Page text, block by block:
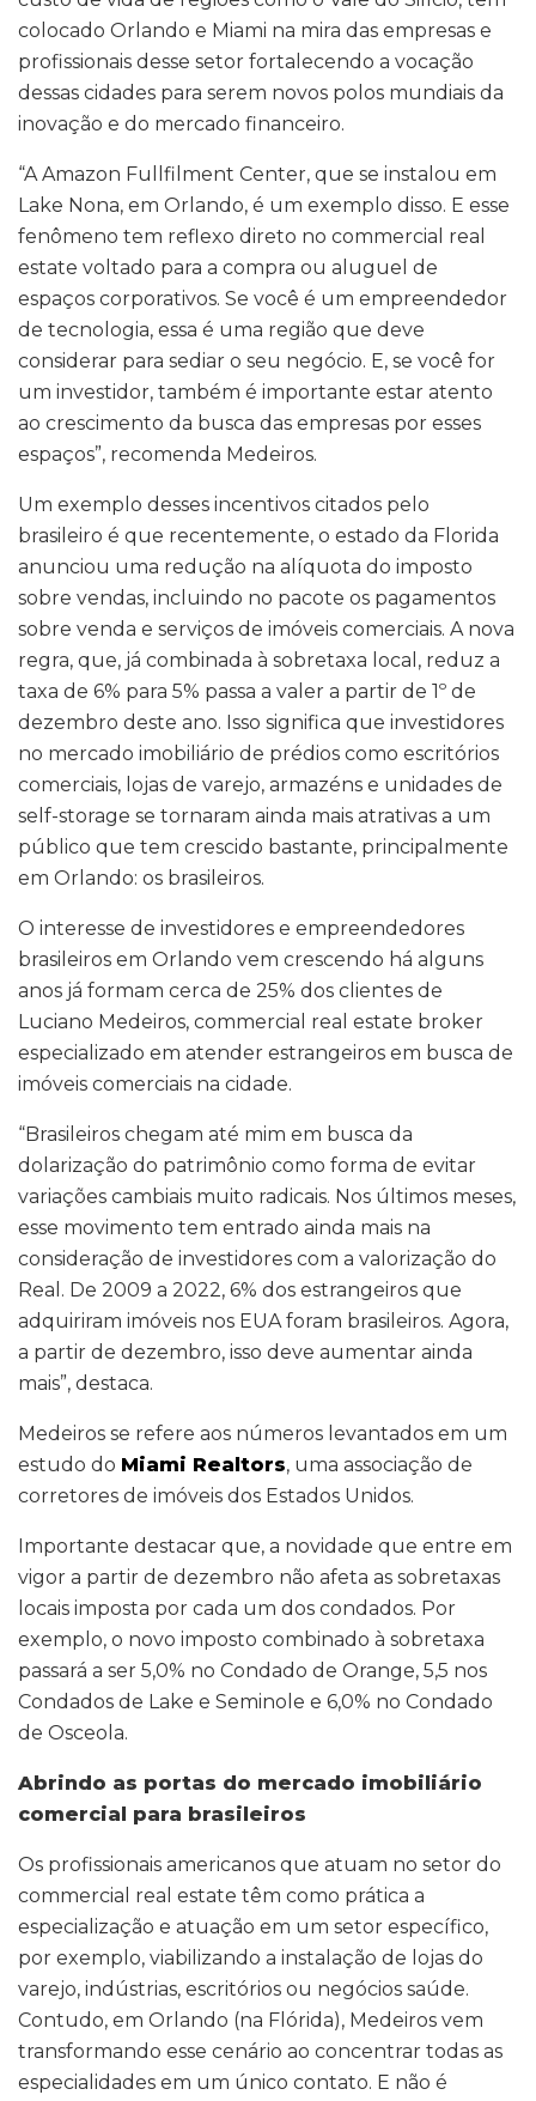
colocado Orlando e Miami na mira das empresas e
profissionais desse setor fortalecendo a vocação
dessas cidades para serem novos polos mundiais da
inovação e do mercado financeiro.
“A Amazon Fullfilment Center, que se instalou em
Lake Nona, em Orlando, é um exemplo disso. E esse
fenômeno tem reflexo direto no commercial real
estate voltado para a compra ou aluguel de
espaços corporativos. Se você é um empreendedor
de tecnologia, essa é uma região que deve
considerar para sediar o seu negócio. E, se você for
um investidor, também é importante estar atento
ao crescimento da busca das empresas por esses
espaços”, recomenda Medeiros.
Um exemplo desses incentivos citados pelo
brasileiro é que recentemente, o estado da Florida
anunciou uma redução na alíquota do imposto
sobre vendas, incluindo no pacote os pagamentos
sobre venda e serviços de imóveis comerciais. A nova
regra, que, já combinada à sobretaxa local, reduz a
taxa de 6% para 5% passa a valer a partir de 1º de
dezembro deste ano. Isso significa que investidores
no mercado imobiliário de prédios como escritórios
comerciais, lojas de varejo, armazéns e unidades de
self-storage se tornaram ainda mais atrativas a um
público que tem crescido bastante, principalmente
em Orlando: os brasileiros.
O interesse de investidores e empreendedores
brasileiros em Orlando vem crescendo há alguns
anos já formam cerca de 25% dos clientes de
Luciano Medeiros, commercial real estate broker
especializado em atender estrangeiros em busca de
imóveis comerciais na cidade.
“Brasileiros chegam até mim em busca da
dolarização do patrimônio como forma de evitar
variações cambiais muito radicais. Nos últimos meses,
esse movimento tem entrado ainda mais na
consideração de investidores com a valorização do
Real. De 2009 a 2022, 6% dos estrangeiros que
adquiriram imóveis nos EUA foram brasileiros. Agora,
a partir de dezembro, isso deve aumentar ainda
mais”, destaca.
Medeiros se refere aos números levantados em um
estudo do Miami Realtors, uma associação de
corretores de imóveis dos Estados Unidos.
Importante destacar que, a novidade que entre em
vigor a partir de dezembro não afeta as sobretaxas
locais imposta por cada um dos condados. Por
exemplo, o novo imposto combinado à sobretaxa
passará a ser 5,0% no Condado de Orange, 5,5 nos
Condados de Lake e Seminole e 6,0% no Condado
de Osceola.
Abrindo as portas do mercado imobiliário
comercial para brasileiros
Os profissionais americanos que atuam no setor do
commercial real estate têm como prática a
especialização e atuação em um setor específico,
por exemplo, viabilizando a instalação de lojas do
varejo, indústrias, escritórios ou negócios saúde.
Contudo, em Orlando (na Flórida), Medeiros vem
transformando esse cenário ao concentrar todas as
especialidades em um único contato. E não é